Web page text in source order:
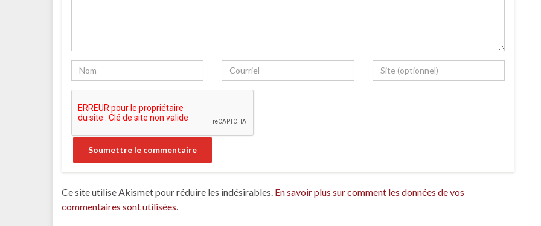
Ce site utilise Akismet pour réduire les indésirables. En savoir plus sur comment les données de vos
commentaires sont utilisées.